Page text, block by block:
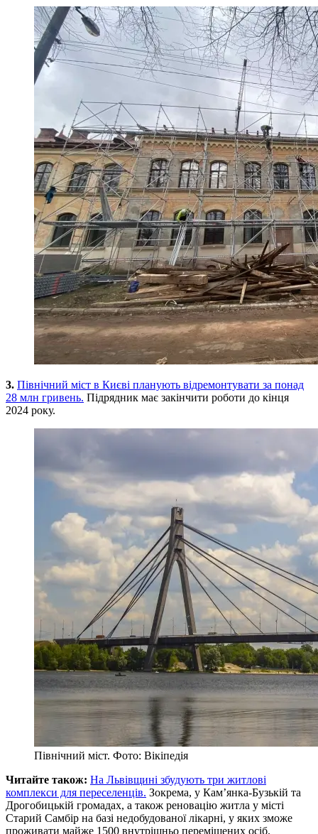
3. Північний міст в Києві планують відремонтувати за понад
28 млн гривень. Підрядник має закінчити роботи до кінця
2024 року.
Північний міст. Фото: Вікіпедія
Читайте також: На Львівщині збудують три житлові
комплекси для переселенців. Зокрема, у Кам’янка-Бузькій та
Дрогобицькій громадах, а також реновацію житла у місті
Старий Самбір на базі недобудованої лікарні, у яких зможе
проживати майже 1500 внутрішньо переміщених осіб.